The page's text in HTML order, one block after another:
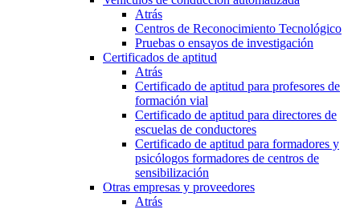
Atrás
Centros de Reconocimiento Tecnológico
Pruebas o ensayos de investigación
Certificados de aptitud
Atrás
Certificado de aptitud para profesores de
formación vial
Certificado de aptitud para directores de
escuelas de conductores
Certificado de aptitud para formadores y
psicólogos formadores de centros de
sensibilización
Otras empresas y proveedores
Atrás